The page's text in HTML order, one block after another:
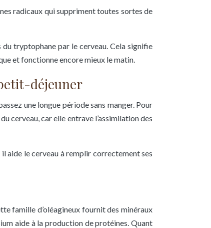
radicaux qui suppriment toutes sortes de
tryptophane par le cerveau. Cela signifie
et fonctionne encore mieux le matin.
déjeuner
une longue période sans manger. Pour
cerveau, car elle entrave l’assimilation des
aide le cerveau à remplir correctement ses
famille d’oléagineux fournit des minéraux
aide à la production de protéines. Quant